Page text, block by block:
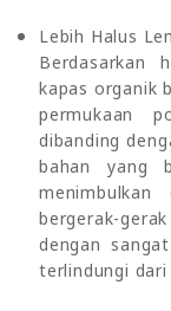
Lebih Halus
Berdasarkan
kapas organik
permukaan
dibanding
bahan yang
bergerak-
dengan
terlindungi dari